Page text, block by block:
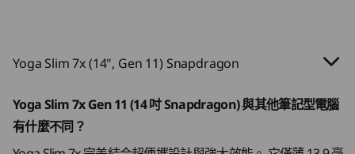
編輯或多工處理，它都能跟上腳步，隨時
隨地幫助你創作。
和工
到進
2 x USB-C (USB4 40Gbps)
USB-C®(USB4 ®
Up to 32GB
儲存裝置
Up to 32GB
記憶體
Up to
channel
Yoga Slim 7x (14", Gen 11) Snapdragon
Yoga Slim 7x Gen 11 (14 吋 Snapdragon) 與其他筆記型電腦
有什麼不同？